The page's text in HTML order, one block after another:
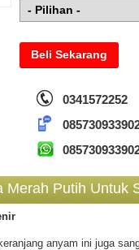
Beli Sekarang
0341572252
Merah Putih Untuk
anyam ini juga